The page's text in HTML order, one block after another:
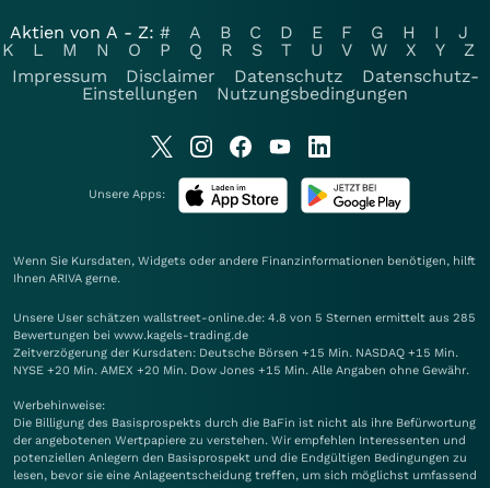
Aktien von A - Z: # A B C D E F G H I
J
K
L M N O P Q R S T U V W X Y
Z
Impressum
Disclaimer Datenschutz
Datenschutz-
Einstellungen
Nutzungsbedingungen
Unsere Apps:
Wenn Sie Kursdaten, Widgets oder andere Finanzinformationen benötigen, hilft
Ihnen ARIVA gerne.
Unsere User schätzen wallstreet-online.de: 4.8 von 5 Sternen ermittelt aus 285
Bewertungen bei www.kagels-trading.de
Zeitverzögerung der Kursdaten: Deutsche Börsen +15 Min. NASDAQ +15 Min.
NYSE +20 Min. AMEX +20 Min. Dow Jones +15 Min. Alle Angaben ohne Gewähr.
Werbehinweise:
Die Billigung des Basisprospekts durch die BaFin ist nicht als ihre Befürwortung
der angebotenen Wertpapiere zu verstehen. Wir empfehlen Interessenten und
potenziellen Anlegern den Basisprospekt und die Endgültigen Bedingungen zu
lesen, bevor sie eine Anlageentscheidung treffen, um sich möglichst umfassend